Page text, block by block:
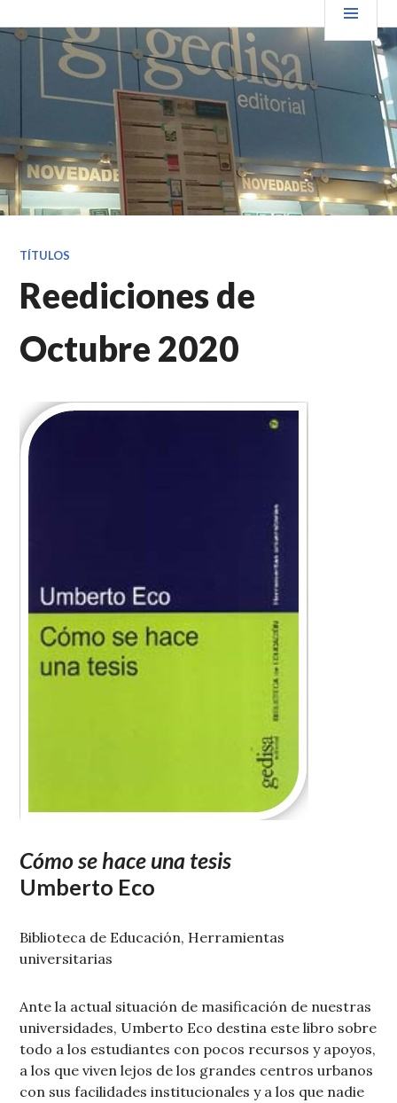
al
contenido.
VENDER+LIBROS NOTICIAS
TÍTULOS
Reediciones de
Octubre 2020
Cómo se hace una tesis
Umberto Eco
Biblioteca de Educación, Herramientas
universitarias
Ante la actual situación de masificación de nuestras
universidades, Umberto Eco destina este libro sobre
todo a los estudiantes con pocos recursos y apoyos,
a los que viven lejos de los grandes centros urbanos
con sus facilidades institucionales y a los que nadie